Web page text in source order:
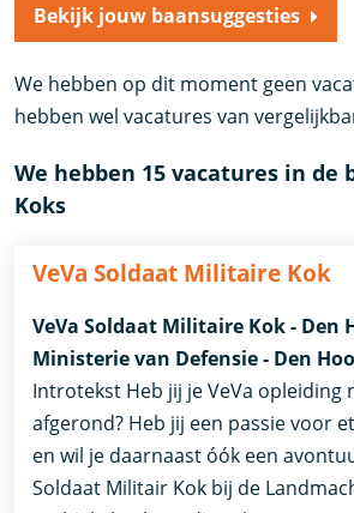
Bekijk jouw baansuggesties
We hebben op dit moment geen
hebben wel vacatures van
We hebben 15 vacatures in de
Koks
VeVa Soldaat Militaire Kok
VeVa Soldaat Militaire Kok - Den
Ministerie van Defensie - Den
Introtekst Heb jij je VeVa opleiding
afgerond? Heb jij een passie voor
en wil je daarnaast óók een
Soldaat Militair Kok bij de